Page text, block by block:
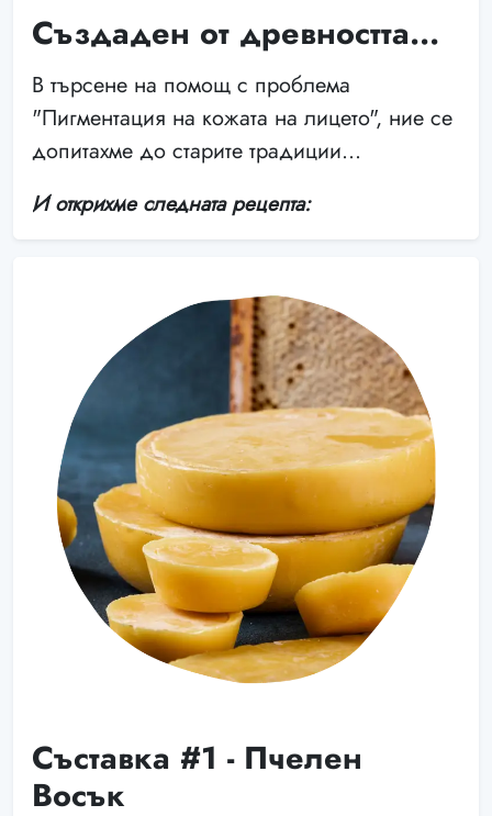
Създаден от древността...
В търсене на помощ с проблема
"Пигментация на кожата на лицето", ние се
допитахме до старите традиции...
И открихме следната рецепта:
Съставка #1 - Пчелен
Восък